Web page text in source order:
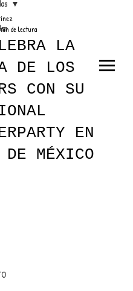
CON NOSOTROS
INFORMACIÓN:
TOP
MARTINEZ
LA
DE LOS
CON SU
EN
DE MÉXICO
de lectura